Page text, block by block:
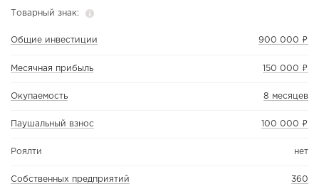
Товарный знак:
Общие инвестиции 900 000 ₽
Месячная прибыль 150 000 ₽
Окупаемость 8 месяцев
Паушальный взнос 100 000 ₽
Роялти нет
Собственных предприятий 360